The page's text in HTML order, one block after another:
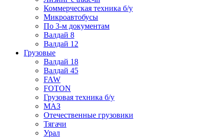
Коммерческая техника б/у
Микроавтобусы
По 3-м документам
Валдай 8
Валдай 12
Грузовые
Валдай 18
Валдай 45
FAW
FOTON
Грузовая техника б/у
МАЗ
Отечественные грузовики
Тягачи
Урал